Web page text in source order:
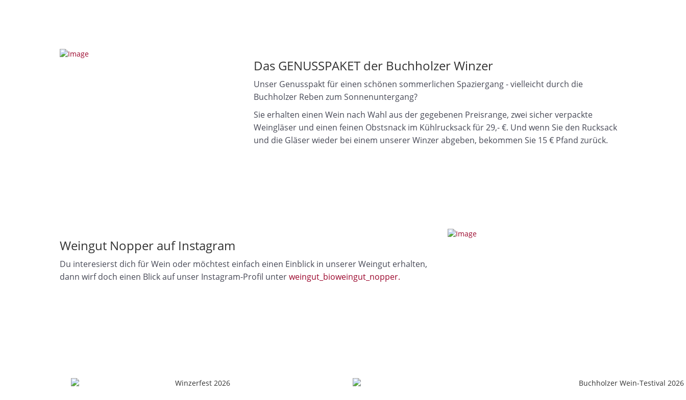
Das GENUSSPAKET der Buchholzer Winzer
Unser Genusspakt für einen schönen sommerlichen Spaziergang - vielleicht durch die
Buchholzer Reben zum Sonnenuntergang?
Sie erhalten einen Wein nach Wahl aus der gegebenen Preisrange, zwei sicher verpackte
Weingläser und einen feinen Obstsnack im Kühlrucksack für 29,- €. Und wenn Sie den Rucksack
und die Gläser wieder bei einem unserer Winzer abgeben, bekommen Sie 15 € Pfand zurück.
Weingut Nopper auf Instagram
Du interesierst dich für Wein oder möchtest einfach einen Einblick in unserer Weingut erhalten,
dann wirf doch einen Blick auf unser Instagram-Profil unterweingut_bioweingut_nopper.